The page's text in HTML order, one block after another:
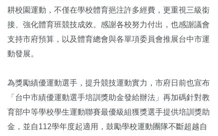
耕校園運動，不僅在學校體育挹注許多經費，更重視三級銜
接、強化體育班競技成效。感謝各校努力付出，也感謝議會
支持市府預算，以及體育總會與各單項委員會推展台中市運
動發展。
為獎勵績優運動選手，提升競技運動實力，市府日前也宣布
「台中市績優運動選手培訓獎助金發給辦法」再加碼針對教
育部中等學校學生運動聯賽最優級組獲獎選手提供培訓獎助
金，並自112學年度起適用，鼓勵學校運動團隊不斷超越自